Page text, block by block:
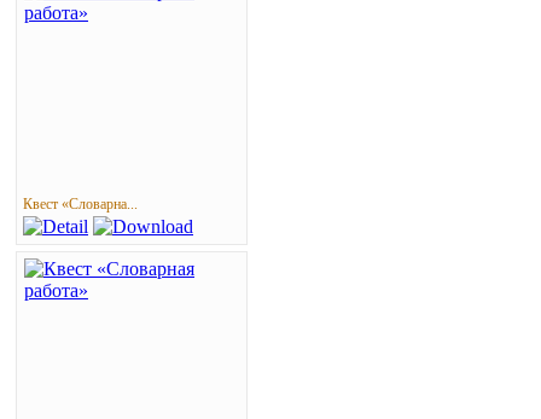
Квест «Словарна...